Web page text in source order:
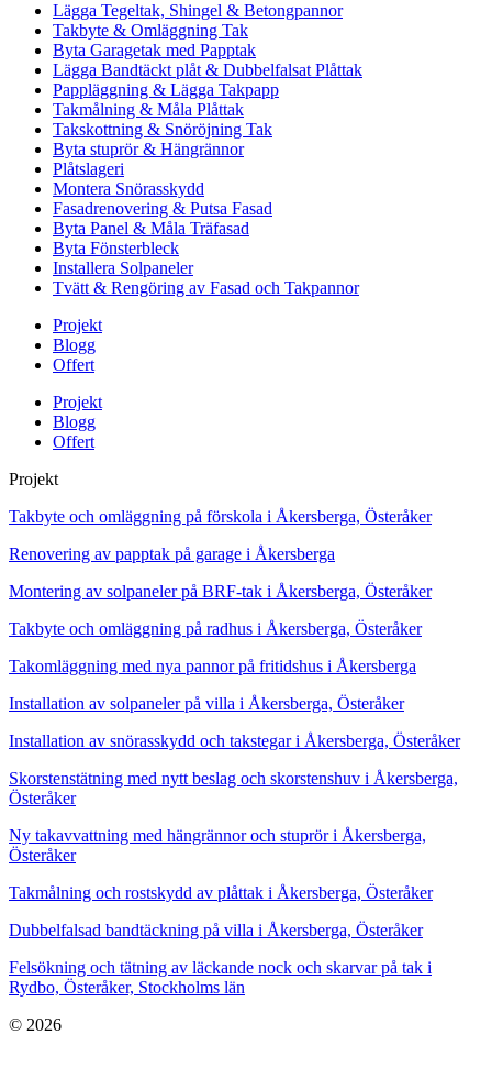
Lägga Tegeltak, Shingel & Betongpannor
Takbyte & Omläggning Tak
Byta Garagetak med Papptak
Lägga Bandtäckt plåt & Dubbelfalsat Plåttak
Pappläggning & Lägga Takpapp
Takmålning & Måla Plåttak
Takskottning & Snöröjning Tak
Byta stuprör & Hängrännor
Plåtslageri
Montera Snörasskydd
Fasadrenovering & Putsa Fasad
Byta Panel & Måla Träfasad
Byta Fönsterbleck
Installera Solpaneler
Tvätt & Rengöring av Fasad och Takpannor
Projekt
Blogg
Offert
Projekt
Blogg
Offert
Projekt
Takbyte och omläggning på förskola i Åkersberga, Österåker
Renovering av papptak på garage i Åkersberga
Montering av solpaneler på BRF-tak i Åkersberga, Österåker
Takbyte och omläggning på radhus i Åkersberga, Österåker
Takomläggning med nya pannor på fritidshus i Åkersberga
Installation av solpaneler på villa i Åkersberga, Österåker
Installation av snörasskydd och takstegar i Åkersberga, Österåker
Skorstenstätning med nytt beslag och skorstenshuv i Åkersberga,
Österåker
Ny takavvattning med hängrännor och stuprör i Åkersberga,
Österåker
Takmålning och rostskydd av plåttak i Åkersberga, Österåker
Dubbelfalsad bandtäckning på villa i Åkersberga, Österåker
Felsökning och tätning av läckande nock och skarvar på tak i
Rydbo, Österåker, Stockholms län
© 2026